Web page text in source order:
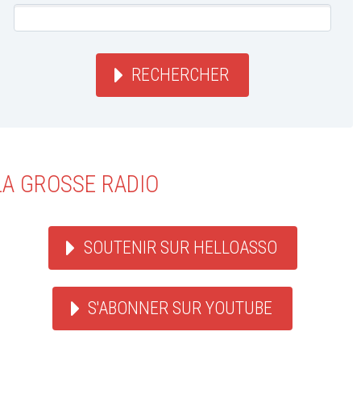
RECHERCHER
GROSSE RADIO
SOUTENIR SUR HELLOASSO
S'ABONNER SUR YOUTUBE